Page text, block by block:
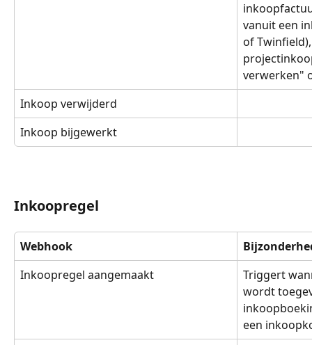
vanuit een
of
verwerken"
Inkoop verwijderd
Inkoop bijgewerkt
Inkoopregel
Webhook
Inkoopregel aangemaakt
Triggert
wordt
een